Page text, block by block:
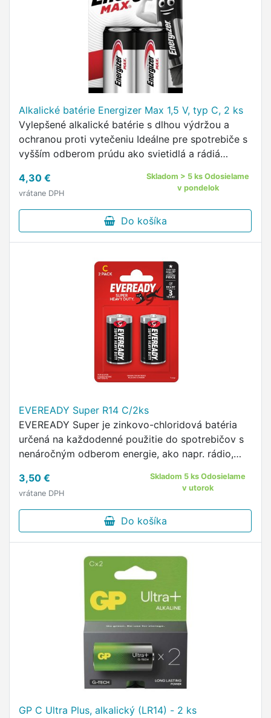
Alkalické batérie Energizer Max 1,5 V, typ C, 2 ks
Vylepšené alkalické batérie s dlhou výdržou a
ochranou proti vytečeniu Ideálne pre spotrebiče s
vyšším odberom prúdu ako svietidlá a rádiá
vybitých batérií …
4,30 €
vrátane DPH
Skladom > 5 ks Odosielame
v pondelok
Do košíka
EVEREADY Super R14 C/2ks
EVEREADY Super je zinkovo-chloridová batéria
určená na každodenné použitie do spotrebičov s
nenáročným odberom energie, ako napr. rádio,
3,50 €
vrátane DPH
Skladom 5 ks Odosielame
v utorok
Do košíka
GP C Ultra Plus, alkalický (LR14) - 2 ks